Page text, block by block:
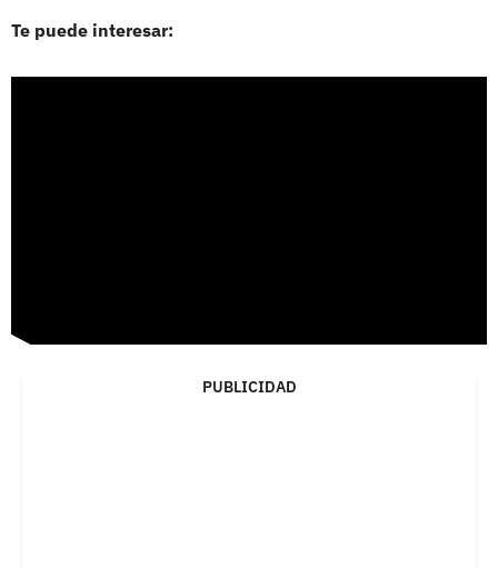
Te puede interesar:
PUBLICIDAD